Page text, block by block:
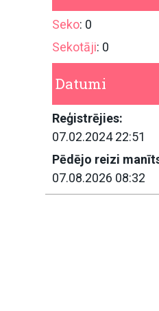
Seko: 0
Sekotāji: 0
Datumi
Reģistrējies:
07.02.2024 22:51
Pēdējo reizi
07.08.2026 08:32